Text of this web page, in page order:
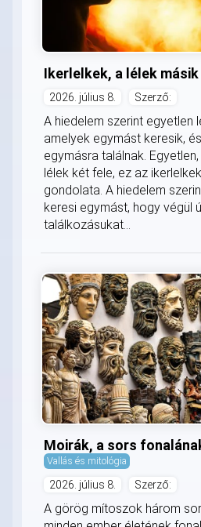
Ikerlelkek, a lélek
2026. július 8. Szerző:
A hiedelem szerint egyetlen
amelyek egymást keresik,
egymásra találnak.
lélek két fele, ez az
gondolata. A hiedelem
keresi egymást, hogy végül
találkozásukat...
Moirák, a sors
Vallás és mitológia
2026. július 8. Szerző:
A görög mítoszok három